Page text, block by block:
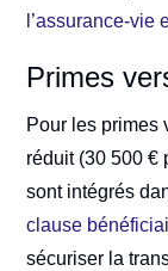
l’assurance-vie
Primes
Pour les primes
réduit (30 500 €
sont intégrés
clause
sécuriser la